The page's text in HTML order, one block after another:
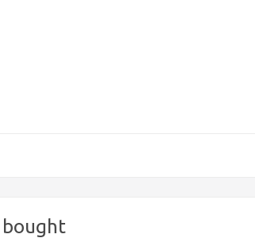
bought